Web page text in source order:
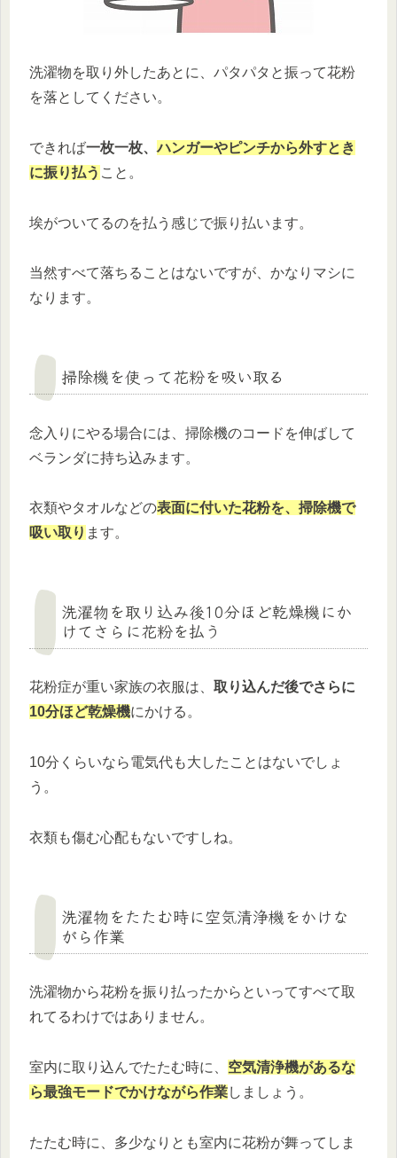
洗濯物を取り外したあとに、パタパタと振って花粉
を落としてください。
できれば一枚一枚、ハンガーやピンチから外すとき
に振り払う こと。
埃がついてるのを払う感じで振り払います。
当然すべて落ちることはないですが、かなりマシに
なります。
掃除機を使って花粉を吸い取る
念入りにやる場合には、掃除機のコードを伸ばして
ベランダに持ち込みます。
衣類やタオルなどの表面に付いた花粉を、掃除機で
吸い取り ます。
洗濯物を取り込み後10分ほど乾燥機にか
けてさらに花粉を払う
花粉症が重い家族の衣服は、 取り込んだ後でさらに
10分ほど乾燥機にかける。
10分くらいなら電気代も大したことはないでしょ
う。
衣類も傷む心配もないですしね。
洗濯物をたたむ時に空気清浄機をかけな
がら作業
洗濯物から花粉を振り払ったからといってすべて取
れてるわけではありません。
室内に取り込んでたたむ時に、 空気清浄機があるな
ら最強モードでかけながら作業しましょう。
たたむ時に、多少なりとも室内に花粉が舞ってしま